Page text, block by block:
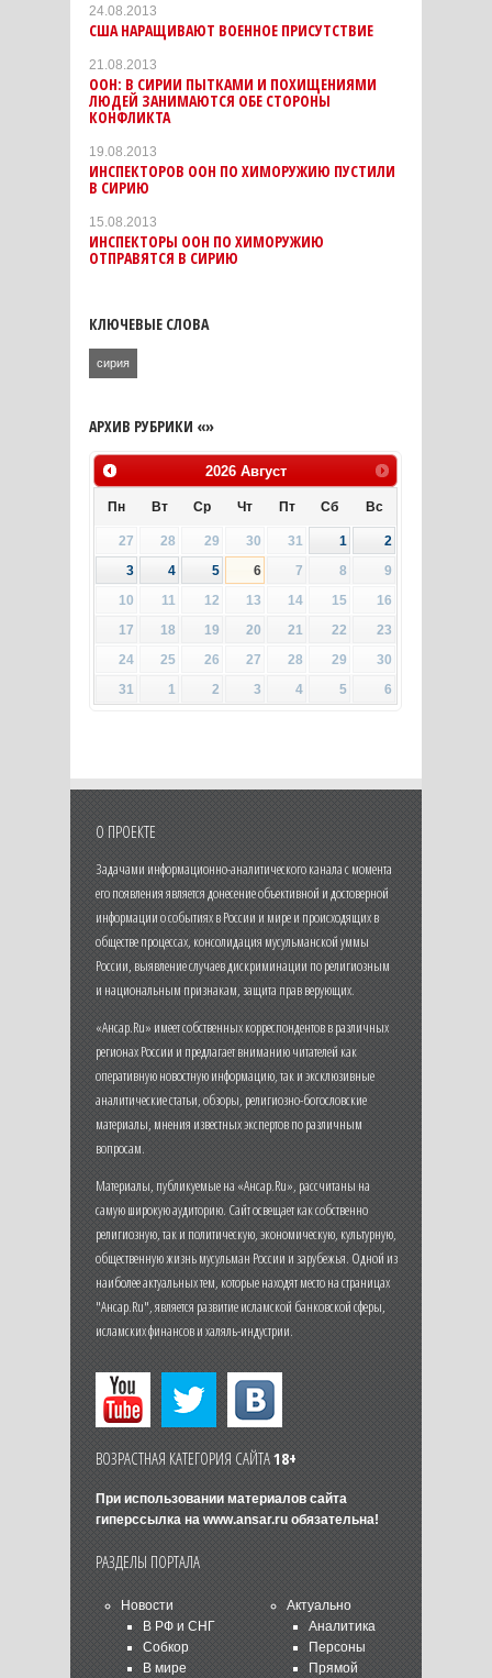
24.08.2013
США НАРАЩИВАЮТ ВОЕННОЕ ПРИСУТСТВИЕ
21.08.2013
ООН: В СИРИИ ПЫТКАМИ И ПОХИЩЕНИЯМИ
ЛЮДЕЙ ЗАНИМАЮТСЯ ОБЕ СТОРОНЫ
КОНФЛИКТА
19.08.2013
ИНСПЕКТОРОВ ООН ПО ХИМОРУЖИЮ ПУСТИЛИ
В СИРИЮ
15.08.2013
ИНСПЕКТОРЫ ООН ПО ХИМОРУЖИЮ
ОТПРАВЯТСЯ В СИРИЮ
КЛЮЧЕВЫЕ СЛОВА
сирия
АРХИВ РУБРИКИ «»
2026 Август
Пн Вт Ср Чт Пт Сб Вс
27 28 29 30 31 1
2
3
4 5 6 7 8
9
10
11 12 13 14 15
16
17
18 19 20 21 22
23
24
25 26 27 28 29
30
31
1 2 3 4 5 6
О ПРОЕКТЕ
Задачами информационно-аналитического канала с момента
его появления является донесение объективной и достоверной
информации о событиях в России и мире и происходящих в
обществе процессах, консолидация мусульманской уммы
России, выявление случаев дискриминации по религиозным
и национальным признакам, защита прав верующих.
«Ансар.Ru» имеет собственных корреспондентов в различных
регионах России и предлагает вниманию читателей как
оперативную новостную информацию, так и эксклюзивные
аналитические статьи, обзоры, религиозно-богословские
материалы, мнения известных экспертов по различным
вопросам.
Материалы, публикуемые на «Ансар.Ru», рассчитаны на
самую широкую аудиторию. Сайт освещает как собственно
религиозную, так и политическую, экономическую, культурную,
общественную жизнь мусульман России и зарубежья. Одной из
наиболее актуальных тем, которые находят место на страницах
"Ансар.Ru", является развитие исламской банковской сферы,
исламских финансов и халяль-индустрии.
ВОЗРАСТНАЯ КАТЕГОРИЯ САЙТА18+
При использовании материалов сайта
гиперссылка на www.ansar.ruобязательна!
РАЗДЕЛЫ ПОРТАЛА
Новости
В РФ и СНГ
Собкор
В мире
Актуально
Аналитика
Персоны
Прямой